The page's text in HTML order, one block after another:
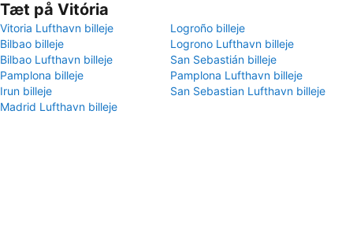
Tæt på Vitória
Vitoria Lufthavn billeje
Logroño billeje
Bilbao billeje
Logrono Lufthavn billeje
Bilbao Lufthavn billeje
San Sebastián billeje
Pamplona billeje
Pamplona Lufthavn billeje
Irun billeje
San Sebastian Lufthavn billeje
Madrid Lufthavn billeje